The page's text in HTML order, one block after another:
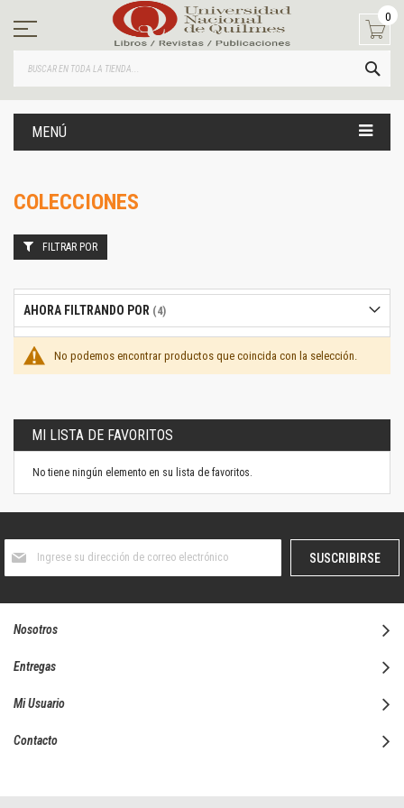
contenido
0
MENÚ
COLECCIONES
No podemos encontrar productos que coincida con la selección.
FILTRAR POR
AHORA FILTRANDO POR
MI LISTA DE FAVORITOS
No tiene ningún elemento en su lista de favoritos.
boletín
SUSCRIBIRSE
Nosotros
Entregas
Mi Usuario
Contacto